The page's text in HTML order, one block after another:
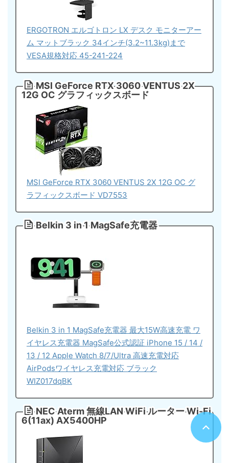
ERGOTRON エルゴトロン LX デスク モニターアー
ム マットブラック 34インチ(3.2~11.3kg)まで
VESA規格対応 45-241-224
MSI GeForce RTX 3060 VENTUS 2X
12G OC グラフィックスボード
MSI GeForce RTX 3060 VENTUS 2X 12G OC グ
ラフィックスボード VD7553
Belkin 3 in 1 MagSafe充電器
Belkin 3 in 1 MagSafe充電器 最大15W高速充電 ワ
イヤレス充電器 MagSafe公式認証 iPhone 15 / 14 /
13 / 12 Apple Watch 8/7/Ultra 高速充電対応
AirPodsワイヤレス充電対応 ブラック
WIZ017dqBK
NEC Aterm 無線LAN WiFi ルーター Wi-Fi
6(11ax) AX5400HP